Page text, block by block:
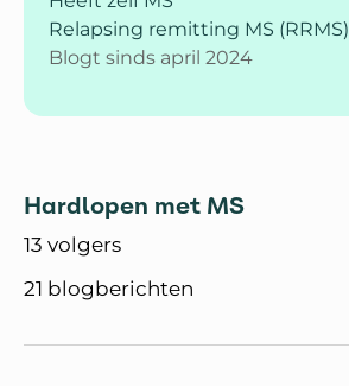
Relapsing remitting MS (RRMS)
Blogt sinds april 2024
Hardlopen met MS
13 volgers
21 blogberichten